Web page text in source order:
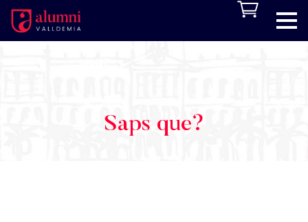
Saps que?